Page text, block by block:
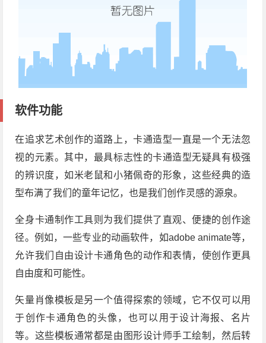
软件功能
在追求艺术创作的道路上，卡通造型一直是一个无法忽
视的元素。其中，最具标志性的卡通造型无疑具有极强
的辨识度，如米老鼠和小猪佩奇的形象，这些经典的造
型布满了我们的童年记忆，也是我们创作灵感的源泉。
全身卡通制作工具则为我们提供了直观、便捷的创作途
径。例如，一些专业的动画软件，如adobe animate等，
允许我们自由设计卡通角色的动作和表情，使创作更具
自由度和可能性。
矢量肖像模板是另一个值得探索的领域，它不仅可以用
于创作卡通角色的头像，也可以用于设计海报、名片
等。这些模板通常都是由图形设计师手工绘制，然后转